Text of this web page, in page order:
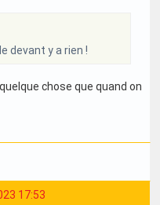
devant y a rien !
chose que quand on
17:53